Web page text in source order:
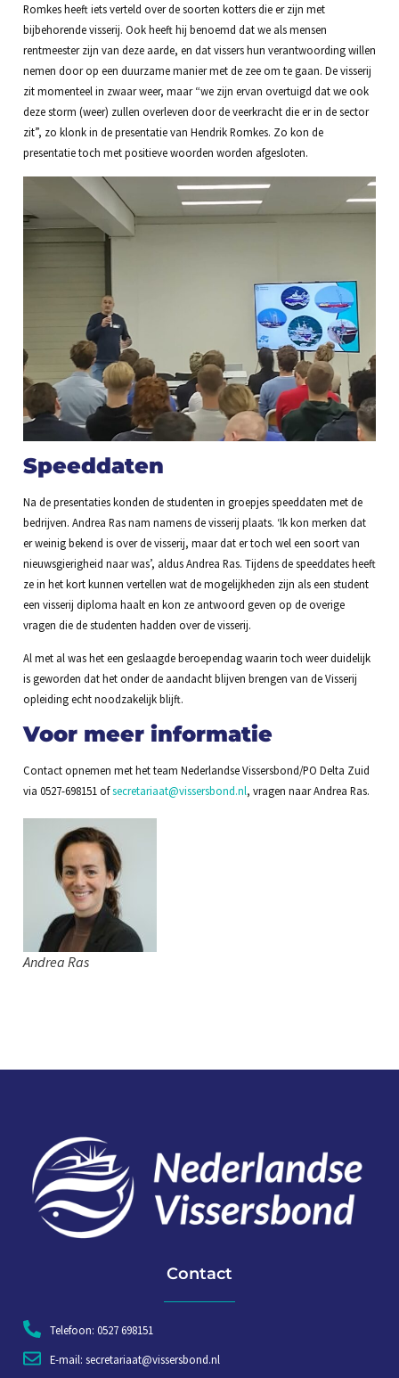
Romkes heeft iets verteld over de soorten kotters die er zijn met
bijbehorende visserij. Ook heeft hij benoemd dat we als mensen
rentmeester zijn van deze aarde, en dat vissers hun verantwoording willen
nemen door op een duurzame manier met de zee om te gaan. De visserij
zit momenteel in zwaar weer, maar “we zijn ervan overtuigd dat we ook
deze storm (weer) zullen overleven door de veerkracht die er in de sector
zit”, zo klonk in de presentatie van Hendrik Romkes. Zo kon de
presentatie toch met positieve woorden worden afgesloten.
Speeddaten
Na de presentaties konden de studenten in groepjes speeddaten met de
bedrijven. Andrea Ras nam namens de visserij plaats. ‘Ik kon merken dat
er weinig bekend is over de visserij, maar dat er toch wel een soort van
nieuwsgierigheid naar was’, aldus Andrea Ras. Tijdens de speeddates heeft
ze in het kort kunnen vertellen wat de mogelijkheden zijn als een student
een visserij diploma haalt en kon ze antwoord geven op de overige
vragen die de studenten hadden over de visserij.
Al met al was het een geslaagde beroependag waarin toch weer duidelijk
is geworden dat het onder de aandacht blijven brengen van de Visserij
opleiding echt noodzakelijk blijft.
Voor meer informatie
Contact opnemen met het team Nederlandse Vissersbond/PO Delta Zuid
via 0527-698151 ofsecretariaat@vissersbond.nl, vragen naar Andrea Ras.
Andrea Ras
Contact
Telefoon: 0527 698151
E-mail: secretariaat@vissersbond.nl